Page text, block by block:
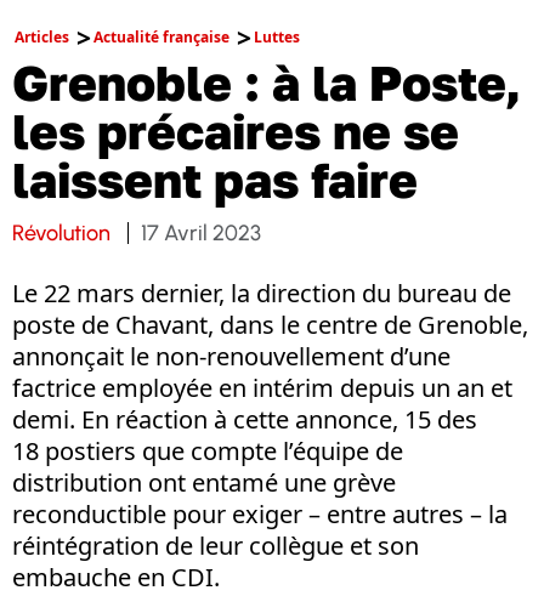
Articles Actualité française Luttes
Grenoble : à la Poste,
les précaires ne se
laissent pas faire
Révolution 17 Avril 2023
Le 22 mars dernier, la direction du bureau de
poste de Chavant, dans le centre de Grenoble,
annonçait le non-renouvellement d’une
factrice employée en intérim depuis un an et
demi. En réaction à cette annonce, 15 des
18 postiers que compte l’équipe de
distribution ont entamé une grève
reconductible pour exiger – entre autres – la
réintégration de leur collègue et son
embauche en CDI.